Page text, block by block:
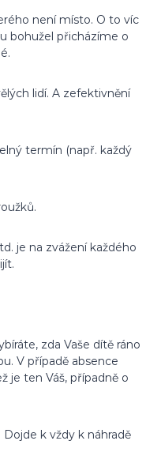
není místo. O to víc
bohužel přicházíme o
lidí. A zefektivnění
termín (např. každý
je na zvážení každého
zda Vaše dítě ráno
V případě absence
je ten Váš, případně o
k vždy k náhradě